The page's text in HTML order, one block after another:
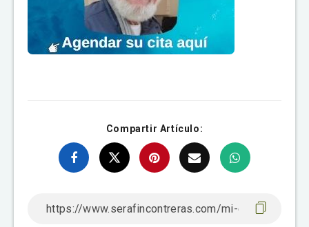
Compartir Artículo: